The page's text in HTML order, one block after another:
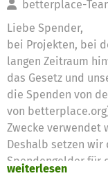
betterplace-
Liebe Spender,
bei Projekten, bei
langen Zeitraum
das Gesetz und
die Spenden von
von
Zwecke verwendet
Deshalb setzen
Spendengelder für
weiterlesen